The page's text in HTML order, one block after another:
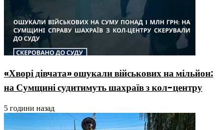
«Хворі дівчата» ошукали військових на мільйон:
на Сумщині судитимуть шахраїв з кол-центру
5 години назад